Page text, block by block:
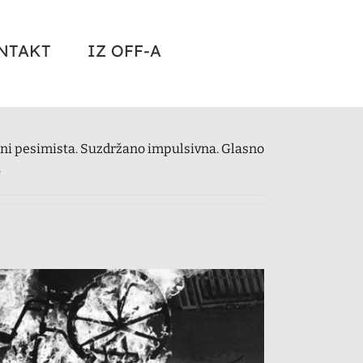
IZ OFF-A
pesimista. Suzdržano impulsivna. Glasno